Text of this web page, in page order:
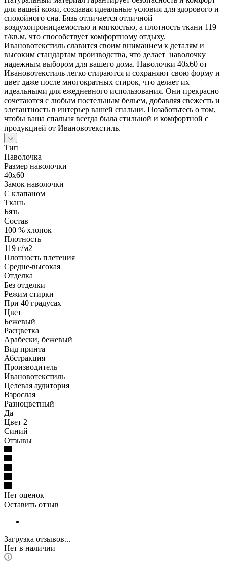
для вашей кожи, создавая идеальные условия для здорового и
спокойного сна. Бязь отличается отличной
воздухопроницаемостью и мягкостью, а плотность ткани 119
г/кв.м, что способствует комфортному отдыху.
Ивановотекстиль славится своим вниманием к деталям и
высоким стандартам производства, что делает наволочку
надежным выбором для вашего дома. Наволочки 40х60 от
Ивановотекстиль легко стираются и сохраняют свою форму и
цвет даже после многократных стирок, что делает их
идеальными для ежедневного использования. Они прекрасно
сочетаются с любым постельным бельем, добавляя свежесть и
элегантность в интерьер вашей спальни. Позаботьтесь о том,
чтобы ваша спальня всегда была стильной и комфортной с
продукцией от Ивановотекстиль.
Тип
Наволочка
Размер наволочки
40x60
Замок наволочки
С клапаном
Ткань
Бязь
Состав
100 % хлопок
Плотность
119 г/м2
Плотность плетения
Средне-высокая
Отделка
Без отделки
Режим стирки
При 40 градусах
Цвет
Бежевый
Расцветка
Арабески, бежевый
Вид принта
Абстракция
Производитель
Ивановотекстиль
Целевая аудитория
Взрослая
Разноцветный
Да
Цвет 2
Синий
Отзывы
Нет оценок
Оставить отзыв
Загрузка отзывов...
Нет в наличии